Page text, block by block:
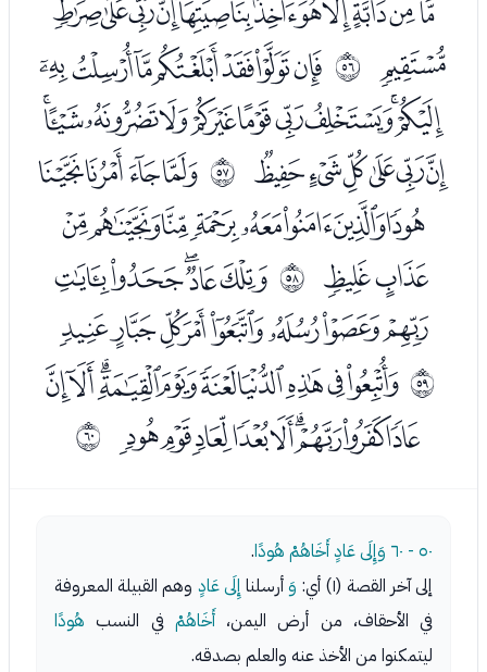
ﭳﭴﭵﭶﭷﭸﭹﭺﭻﭼﭽﭾ
ﭿ ﰷ ﮁﮂﮃﮄﮅﮆﮇ
ﮈﮉﮊﮋﮌﮍﮎﮏﮐﮑ
ﮒﮓﮔﮕﮖﮗ ﰸ ﮙﮚﮛﮜ
ﮝﮞﮟﮠﮡﮢﮣﮤ
ﮥﮦ ﰹ ﮨﮩﮪﮫﮬ
ﮭﮮﮯﮰﮱﯓﯔﯕ
ﰺ ﯗﯘﯙﯚﯛﯜﯝﯞﯟﯠ
ﯡﯢﯣﯤﯥﯦﯧﯨﯩ ﰻ
٥٠ - ٦٠ وَإِلَى عَادٍ أَخَاهُمْ هُودًا.
إلى آخر القصة (١) أي:
وَأرسلنا إِلَى عَادٍ وهم القبيلة المعروفة
في الأحقاف، من أرض اليمن،أَخَاهُمْ في النسب هُودًا
ليتمكنوا من الأخذ عنه والعلم بصدقه.